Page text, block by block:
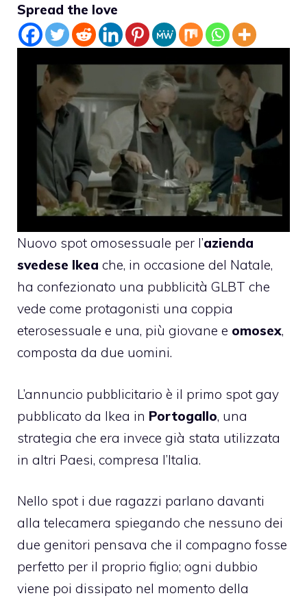
Spread the love
Nuovo spot omosessuale per l’azienda
svedese Ikea che, in occasione del Natale,
ha confezionato una pubblicità GLBT che
vede come protagonisti una coppia
eterosessuale e una, più giovane e omosex,
composta da due uomini.
L’annuncio pubblicitario è il primo spot gay
pubblicato da Ikea in Portogallo, una
strategia che era invece già stata utilizzata
in altri Paesi, compresa l’Italia.
Nello spot i due ragazzi parlano davanti
alla telecamera spiegando che nessuno dei
due genitori pensava che il compagno fosse
perfetto per il proprio figlio; ogni dubbio
viene poi dissipato nel momento della